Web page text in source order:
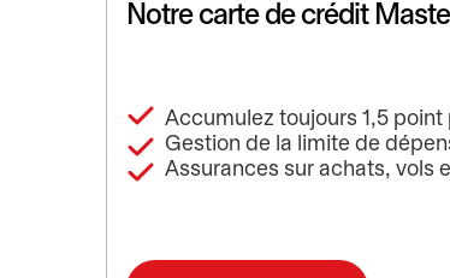
Notre carte de crédit
Accumulez toujours 1,5
Gestion de la limite de
Assurances sur achats, vols